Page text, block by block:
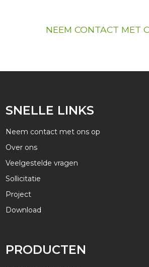
NEEM CONTACT MET
SNELLE LINKS
Neem contact met ons op
Over ons
Veelgestelde vragen
Sollicitatie
Project
Download
PRODUCTEN